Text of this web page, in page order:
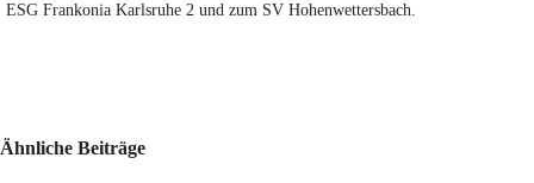
ESG Frankonia Karlsruhe 2 und zum SV Hohenwettersbach.
Ähnliche Beiträge